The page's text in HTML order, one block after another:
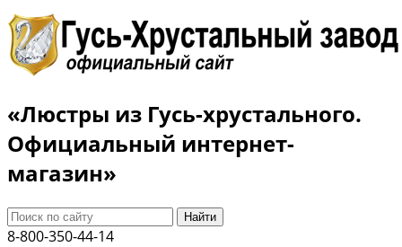
«Люстры из Гусь-хрустального.
Официальный интернет-
магазин»
Найти
8-800-350-44-14